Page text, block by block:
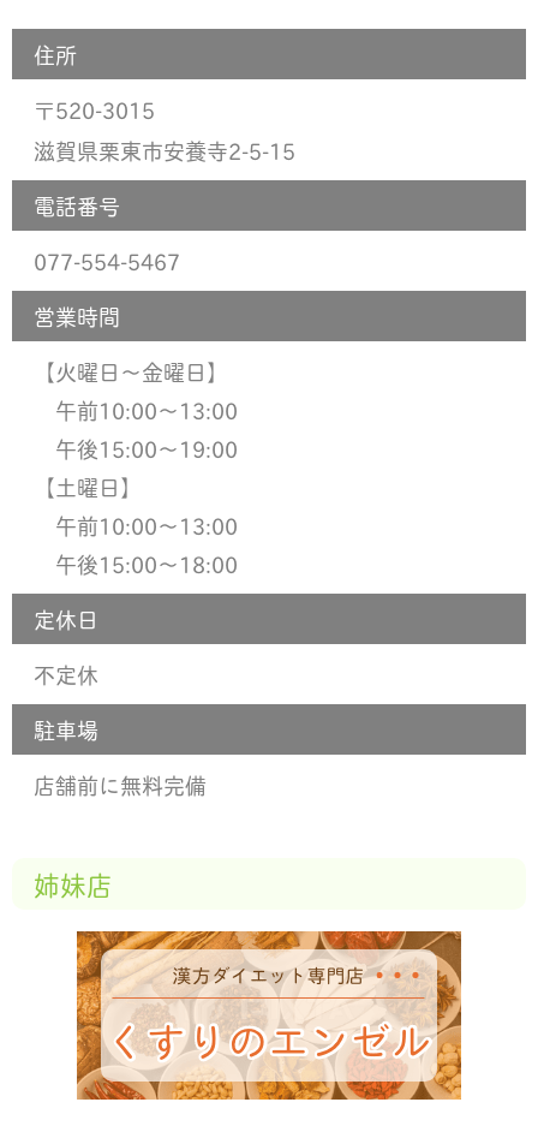
住所
〒520-3015
滋賀県栗東市安養寺2-5-15
電話番号
077-554-5467
営業時間
【火曜日〜金曜日】
午前10:00〜13:00
午後15:00〜19:00
【土曜日】
午前10:00〜13:00
午後15:00〜18:00
定休日
不定休
駐車場
店舗前に無料完備
姉妹店